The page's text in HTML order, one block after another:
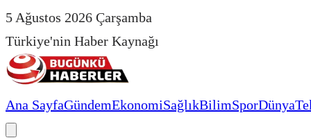
5 Ağustos 2026 Çarşamba
Türkiye'nin Haber Kaynağı
Ana SayfaGündemEkonomiSağlıkBilimSporDünya